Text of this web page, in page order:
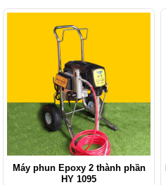
Máy phun Epoxy 2 thành phần
HY 1095